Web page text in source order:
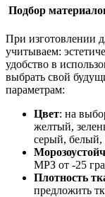
Подбор
При изготовлении
учитываем:
удобство в
выбрать свой
параметрам:
Цвет: на
желтый,
серый, белый,
МРЗ от -25
Плотность
предложить